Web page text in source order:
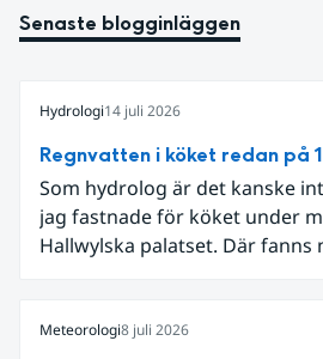
Senaste blogginläggen
Hydrologi14 juli 2026
Regnvatten i köket redan på
Som hydrolog är det kanske
jag fastnade för köket under
Hallwylska palatset. Där fanns
Meteorologi8 juli 2026